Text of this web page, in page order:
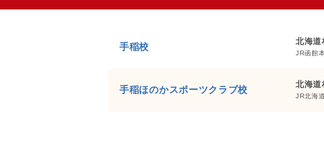
手稲校
北海道
JR函館
手稲ほのかスポーツクラブ校
北海道
JR北海